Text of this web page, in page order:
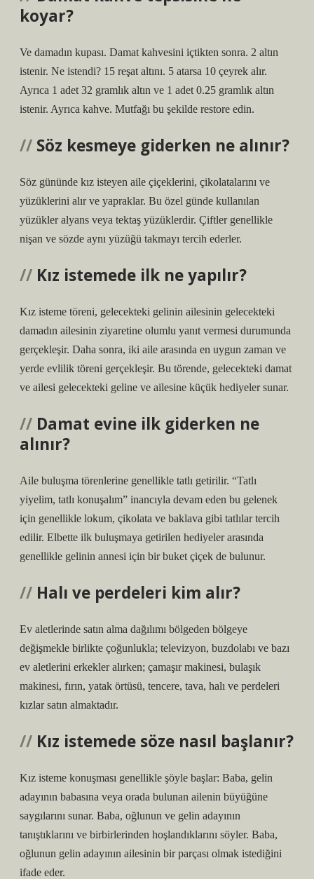
koyar?
Ve damadın kupası. Damat kahvesini içtikten sonra. 2 altın
istenir. Ne istendi? 15 reşat altını. 5 atarsa ​​10 çeyrek alır.
Ayrıca 1 adet 32 ​​gramlık altın ve 1 adet 0.25 gramlık altın
istenir. Ayrıca kahve. Mutfağı bu şekilde restore edin.
Söz kesmeye giderken ne alınır?
Söz gününde kız isteyen aile çiçeklerini, çikolatalarını ve
yüzüklerini alır ve yapraklar. Bu özel günde kullanılan
yüzükler alyans veya tektaş yüzüklerdir. Çiftler genellikle
nişan ve sözde aynı yüzüğü takmayı tercih ederler.
Kız istemede ilk ne yapılır?
Kız isteme töreni, gelecekteki gelinin ailesinin gelecekteki
damadın ailesinin ziyaretine olumlu yanıt vermesi durumunda
gerçekleşir. Daha sonra, iki aile arasında en uygun zaman ve
yerde evlilik töreni gerçekleşir. Bu törende, gelecekteki damat
ve ailesi gelecekteki geline ve ailesine küçük hediyeler sunar.
Damat evine ilk giderken ne
alınır?
Aile buluşma törenlerine genellikle tatlı getirilir. “Tatlı
yiyelim, tatlı konuşalım” inancıyla devam eden bu gelenek
için genellikle lokum, çikolata ve baklava gibi tatlılar tercih
edilir. Elbette ilk buluşmaya getirilen hediyeler arasında
genellikle gelinin annesi için bir buket çiçek de bulunur.
Halı ve perdeleri kim alır?
Ev aletlerinde satın alma dağılımı bölgeden bölgeye
değişmekle birlikte çoğunlukla; televizyon, buzdolabı ve bazı
ev aletlerini erkekler alırken; çamaşır makinesi, bulaşık
makinesi, fırın, yatak örtüsü, tencere, tava, halı ve perdeleri
kızlar satın almaktadır.
Kız istemede söze nasıl başlanır?
Kız isteme konuşması genellikle şöyle başlar: Baba, gelin
adayının babasına veya orada bulunan ailenin büyüğüne
saygılarını sunar. Baba, oğlunun ve gelin adayının
tanıştıklarını ve birbirlerinden hoşlandıklarını söyler. Baba,
oğlunun gelin adayının ailesinin bir parçası olmak istediğini
ifade eder.